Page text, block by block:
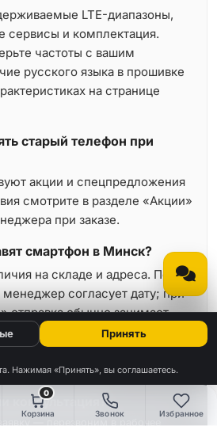
0
Корзина Звонок Избранное
LTE-диапазоны,
сервисы и комплектация.
частоты с вашим
русского языка в прошивке
на странице
старый телефон при
акции и спецпредложения
смотрите в разделе «Акции»
при заказе.
смартфон в Минск?
на складе и адреса. После
согласует дату; при
отправка обычно занимает
консультация?
Нажимая «Принять», вы соглашаетесь.
Принять